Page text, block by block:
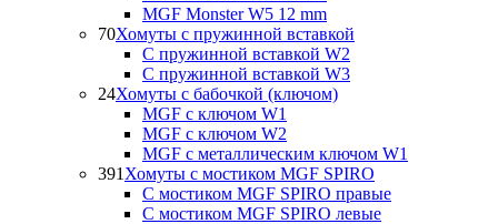
MGF Monster W5 12 mm
70Хомуты с пружинной вставкой
С пружинной вставкой W2
С пружинной вставкой W3
24Хомуты с бабочкой (ключом)
MGF с ключом W1
MGF с ключом W2
MGF с металлическим ключом W1
391 Хомуты с мостиком MGF SPIRO
С мостиком MGF SPIRO правые
С мостиком MGF SPIRO левые